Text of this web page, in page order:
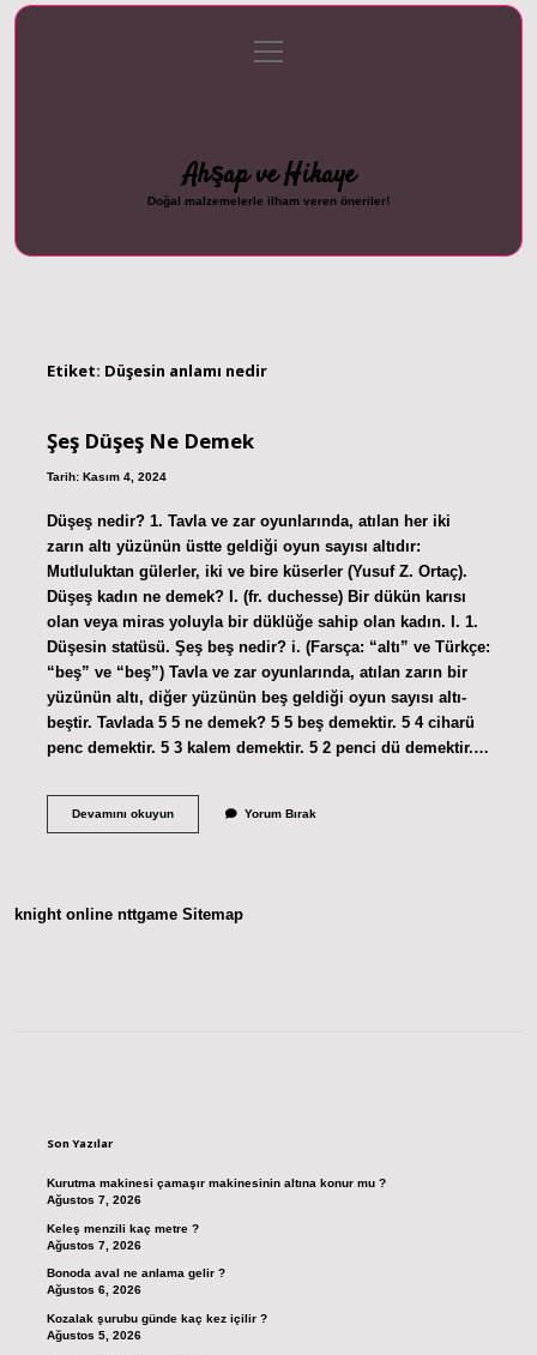
Gizlilik Politikası
menüyü
aç
Ahşap ve Hikaye
Doğal malzemelerle ilham veren öneriler!
Etiket: Düşesin anlamı nedir
Şeş Düşeş Ne Demek
Tarih: Kasım 4, 2024
Düşeş nedir? 1. Tavla ve zar oyunlarında, atılan her iki
zarın altı yüzünün üstte geldiği oyun sayısı altıdır:
Mutluluktan gülerler, iki ve bire küserler (Yusuf Z. Ortaç).
Düşeş kadın ne demek? I. (fr. duchesse) Bir dükün karısı
olan veya miras yoluyla bir düklüğe sahip olan kadın. I. 1.
Düşesin statüsü. Şeş beş nedir? i. (Farsça: “altı” ve Türkçe:
“beş” ve “beş”) Tavla ve zar oyunlarında, atılan zarın bir
yüzünün altı, diğer yüzünün beş geldiği oyun sayısı altı-
beştir. Tavlada 5 5 ne demek? 5 5 beş demektir. 5 4 ciharü
penc demektir. 5 3 kalem demektir. 5 2 penci dü demektir.…
Devamını okuyunŞeş
Yorum Bırak
knight online nttgame Sitemap
Son Yazılar
Kurutma makinesi çamaşır makinesinin altına konur mu ?
Ağustos 7, 2026
Keleş menzili kaç metre ?
Ağustos 7, 2026
Bonoda aval ne anlama gelir ?
Ağustos 6, 2026
Kozalak şurubu günde kaç kez içilir ?
Ağustos 5, 2026